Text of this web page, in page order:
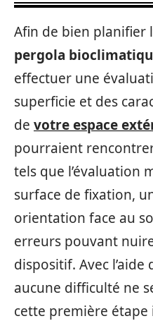
Afin de bien planifier
pergola
effectuer une
superficie et des
de votre espace
pourraient
tels que l’évaluation
surface de fixation,
orientation face au
erreurs pouvant
dispositif. Avec l’aide
aucune difficulté ne
cette première